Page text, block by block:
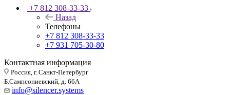
+7 812 308-33-33
Назад
Телефоны
+7 812 308-33-33
+7 931 705-30-80
Контактная информация
Россия, г. Санкт-Петербург
Б.Сампсониевский, д. 66А
info@silencer.systems